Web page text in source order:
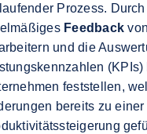
Prozess. Durch
Feedback von
und die
(KPIs)
feststellen,
bereits zu einer